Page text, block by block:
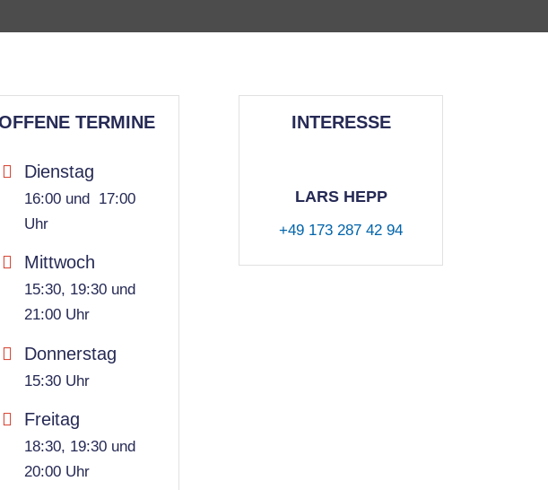
TERMINE
Dienstag
16:00 und 17:00
Uhr
Mittwoch
15:30, 19:30 und
21:00 Uhr
Donnerstag
15:30 Uhr
Freitag
18:30, 19:30 und
20:00 Uhr
INTERESSE
LARS HEPP
+49 173 287 42 94